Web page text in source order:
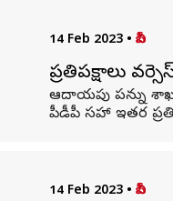
14 Feb 2023 • బీబీసీ
ప్రతిపక్షాలు
ఆదాయపు పన్ను
పీడీపీ సహా ఇతర
14 Feb 2023 • బీబీసీ